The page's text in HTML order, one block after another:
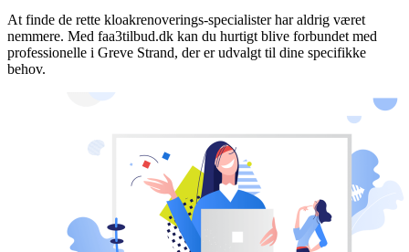
At finde de rette kloakrenoverings-specialister har aldrig været
nemmere. Med faa3tilbud.dk kan du hurtigt blive forbundet med
professionelle i Greve Strand, der er udvalgt til dine specifikke
behov.